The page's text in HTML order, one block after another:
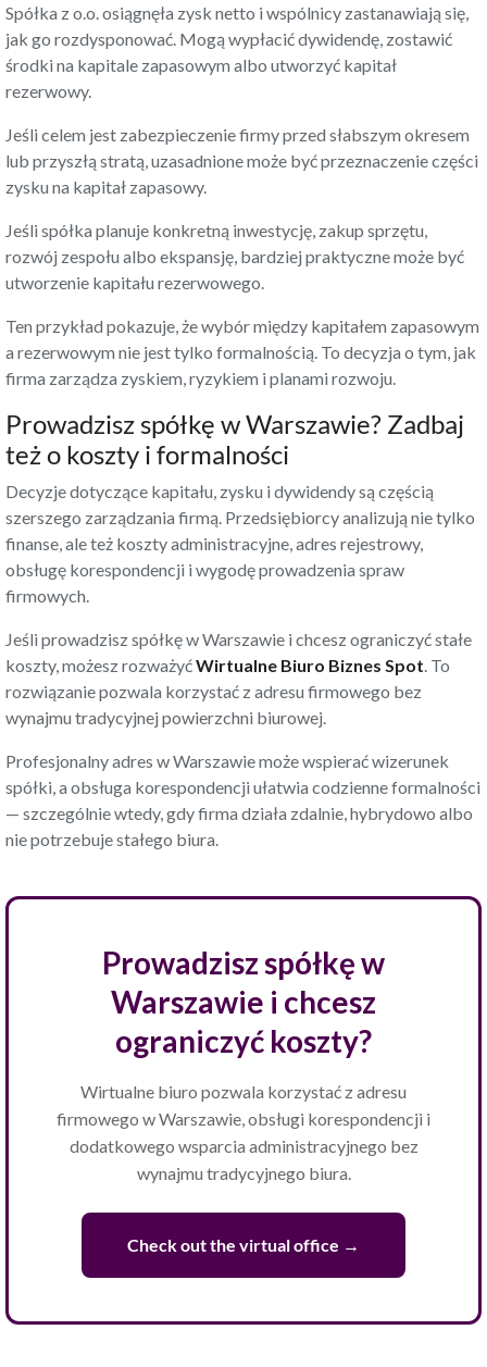
Spółka z o.o. osiągnęła zysk netto i wspólnicy zastanawiają się,
jak go rozdysponować. Mogą wypłacić dywidendę, zostawić
środki na kapitale zapasowym albo utworzyć kapitał
rezerwowy.
Jeśli celem jest zabezpieczenie firmy przed słabszym okresem
lub przyszłą stratą, uzasadnione może być przeznaczenie części
zysku na kapitał zapasowy.
Jeśli spółka planuje konkretną inwestycję, zakup sprzętu,
rozwój zespołu albo ekspansję, bardziej praktyczne może być
utworzenie kapitału rezerwowego.
Ten przykład pokazuje, że wybór między kapitałem zapasowym
a rezerwowym nie jest tylko formalnością. To decyzja o tym, jak
firma zarządza zyskiem, ryzykiem i planami rozwoju.
Prowadzisz spółkę w Warszawie? Zadbaj
też o koszty i formalności
Decyzje dotyczące kapitału, zysku i dywidendy są częścią
szerszego zarządzania firmą. Przedsiębiorcy analizują nie tylko
finanse, ale też koszty administracyjne, adres rejestrowy,
obsługę korespondencji i wygodę prowadzenia spraw
firmowych.
Jeśli prowadzisz spółkę w Warszawie i chcesz ograniczyć stałe
koszty, możesz rozważyćWirtualne Biuro Biznes Spot . To
rozwiązanie pozwala korzystać z adresu firmowego bez
wynajmu tradycyjnej powierzchni biurowej.
Profesjonalny adres w Warszawie może wspierać wizerunek
spółki, a obsługa korespondencji ułatwia codzienne formalności
— szczególnie wtedy, gdy firma działa zdalnie, hybrydowo albo
nie potrzebuje stałego biura.
Prowadzisz spółkę w
Warszawie i chcesz
ograniczyć koszty?
Wirtualne biuro pozwala korzystać z adresu
firmowego w Warszawie, obsługi korespondencji i
dodatkowego wsparcia administracyjnego bez
wynajmu tradycyjnego biura.
Check out the virtual office →